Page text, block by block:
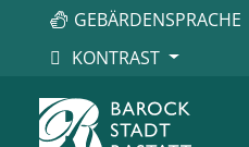
GEBÄRDENSPRACHE
KONTRAST